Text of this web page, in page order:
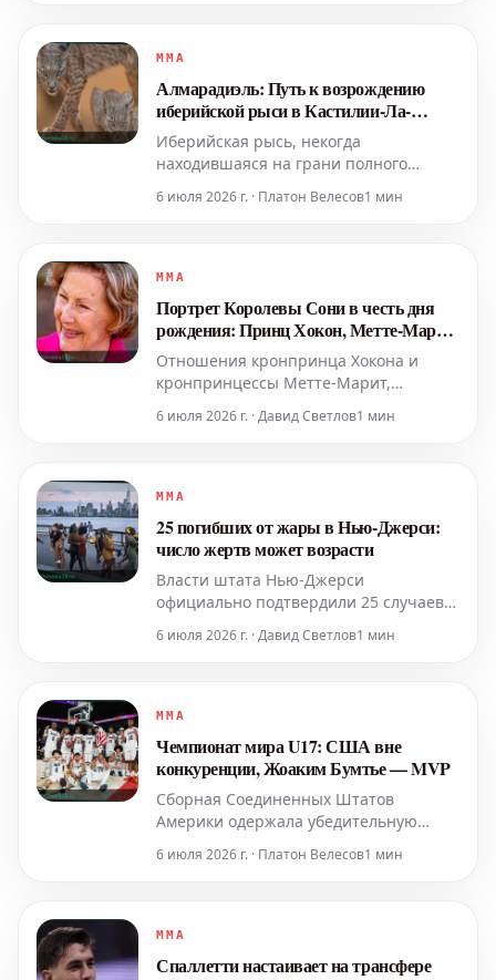
частью полного трактата, поскольку от
более ста разрознен
MMA
Алмарадиэль: Путь к возрождению
иберийской рыси в Кастилии-Ла-
Манче
Иберийская рысь, некогда
находившаяся на грани полного
обнадеживающие признаки
Испании превысила 2600 особей.
определенные территории, и одной из
таких
6 июля 2026 г. · Платон Велесов1 мин
MMA
Портрет Королевы Сони в честь дня
рождения: Принц Хокон, Метте-Марит
и их испытания
Отношения кронпринца Хокона и
кронпринцессы Метте-Марит,
серьезными трудностями. Несмотря
репутация пошатнулась. Главной
дочь Ингрид Александра. Кор
6 июля 2026 г. · Давид Светлов1 мин
MMA
25 погибших от жары в Нью-Джерси:
число жертв может возрасти
Власти штата Нью-Джерси
официально подтвердили 25 случаев
волной жары, которая началась в
погодные условия остаются
6 июля 2026 г. · Давид Светлов1 мин
MMA
Чемпионат мира U17: США вне
конкуренции, Жоаким Бумтье — MVP
Сборная Соединенных Штатов
Америки одержала убедительную
продемонстрировав абсолютное
всю историю турнира, одержав 58
6 июля 2026 г. · Платон Велесов1 мин
MMA
Спаллетти настаивает на трансфере